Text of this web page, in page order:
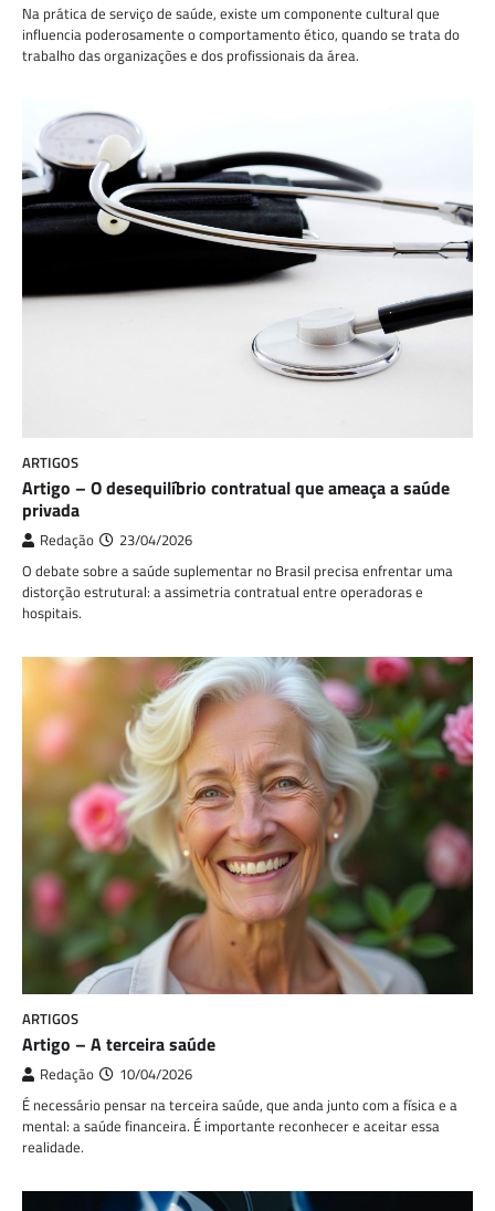
Na prática de serviço de saúde, existe um componente cultural que
influencia poderosamente o comportamento ético, quando se trata do
trabalho das organizações e dos profissionais da área.
ARTIGOS
Artigo – O desequilíbrio contratual que ameaça a saúde
privada
Redação 23/04/2026
O debate sobre a saúde suplementar no Brasil precisa enfrentar uma
distorção estrutural: a assimetria contratual entre operadoras e
hospitais.
ARTIGOS
Artigo – A terceira saúde
Redação 10/04/2026
É necessário pensar na terceira saúde, que anda junto com a física e a
mental: a saúde financeira. É importante reconhecer e aceitar essa
realidade.